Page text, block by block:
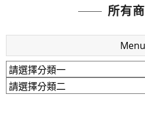
原Line已滿 無法加
LINE
開車：中山路1段 到永平路
捷運： 中和線【頂溪站 2
所有
Menu